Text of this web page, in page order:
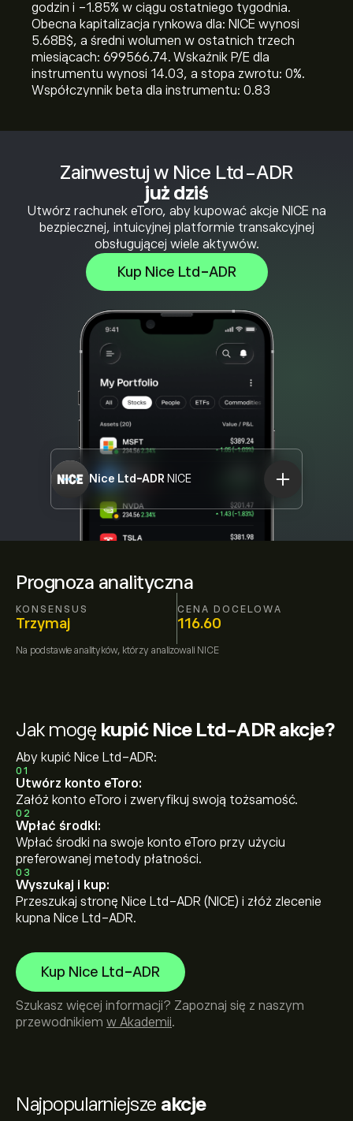
Prognoza analityczna
KONSENSUS
Trzymaj
CENA DOCELOWA
116.60
Na podstawie analityków, którzy analizowali NICE
Zainwestuj w Nice Ltd-ADR
już dziś
Utwórz rachunek eToro, aby kupować akcje NICE na
bezpiecznej, intuicyjnej platformie transakcyjnej
obsługującej wiele aktywów.
Kup Nice Ltd-ADR
Nice Ltd-ADR NICE
Najpopularniejsze akcje
godzin i ‎-1.85‎% w ciągu ostatniego tygodnia.
Obecna kapitalizacja rynkowa dla: NICE wynosi
5.68B‎$‎, a średni wolumen w ostatnich trzech
miesiącach: 699566.74. Wskaźnik P/E dla
instrumentu wynosi 14.03, a stopa zwrotu: 0%.
Współczynnik beta dla instrumentu: 0.83
Jak mogę kupić Nice Ltd-ADR akcje?
Aby kupić Nice Ltd-ADR:
01
Utwórz konto eToro:
Załóż konto eToro i zweryfikuj swoją tożsamość.
02
Wpłać środki:
Wpłać środki na swoje konto eToro przy użyciu
preferowanej metody płatności.
03
Wyszukaj i kup:
Przeszukaj stronę Nice Ltd-ADR (NICE) i złóż zlecenie
kupna Nice Ltd-ADR.
Kup Nice Ltd-ADR
Szukasz więcej informacji? Zapoznaj się z naszym
przewodnikiem w Akademii.